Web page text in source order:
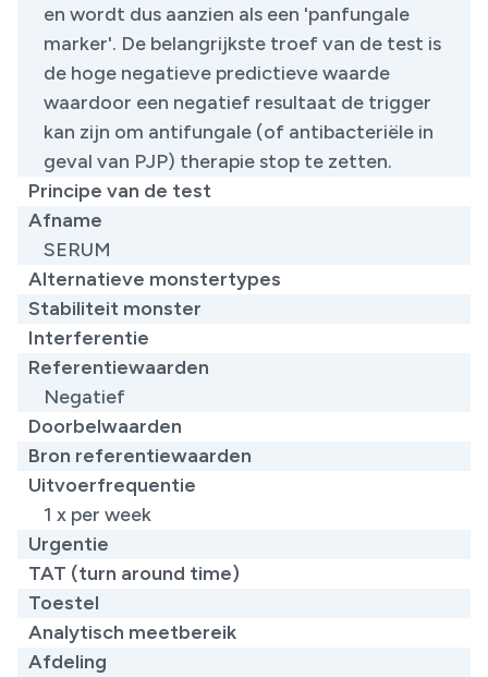
en wordt dus aanzien als een 'panfungale
marker'. De belangrijkste troef van de test is
de hoge negatieve predictieve waarde
waardoor een negatief resultaat de trigger
kan zijn om antifungale (of antibacteriële in
geval van PJP) therapie stop te zetten.
Principe van de test
Afname
SERUM
Alternatieve monstertypes
Stabiliteit monster
Interferentie
Referentiewaarden
​Negatief
Doorbelwaarden
Bron referentiewaarden
Uitvoerfrequentie
1 x per week
Urgentie
TAT (turn around time)
Toestel
Analytisch meetbereik
Afdeling